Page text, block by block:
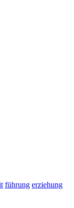
führung erziehung